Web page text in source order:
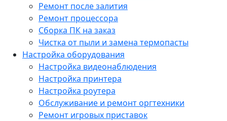
Ремонт после залития
Ремонт процессора
Сборка ПК на заказ
Чистка от пыли и замена термопасты
Настройка оборудования
Настройка видеонаблюдения
Настройка принтера
Настройка роутера
Обслуживание и ремонт оргтехники
Ремонт игровых приставок